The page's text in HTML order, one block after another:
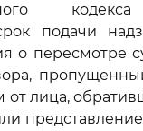
подачи
о пересмотре
лица,